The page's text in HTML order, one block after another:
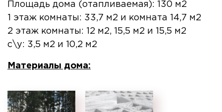
Площадь дома (отапливаемая): 130 м2
1 этаж комнаты: 33,7 м2 и комната 14,7 м2
2 этаж комнаты: 12 м2, 15,5 м2 и 15,5 м2
с\у: 3,5 м2 и 10,2 м2
Материалы дома: